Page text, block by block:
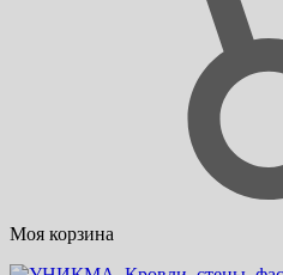
Моя корзина